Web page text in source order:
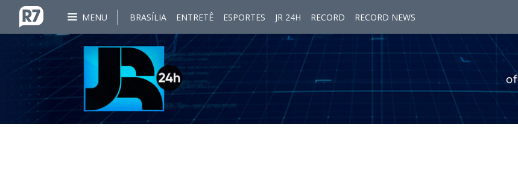
MENU BRASÍLIA ENTRETÊ ESPORTES JR 24H RECORD RECORD NEWS